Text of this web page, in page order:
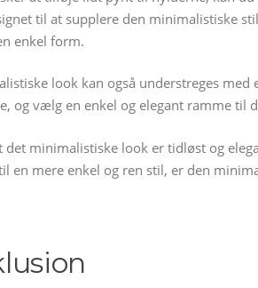
til at supplere den minimalistiske
enkel form.
look kan også understreges
og vælg en enkel og elegant ramme til
det minimalistiske look er tidløst og
en mere enkel og ren stil, er den